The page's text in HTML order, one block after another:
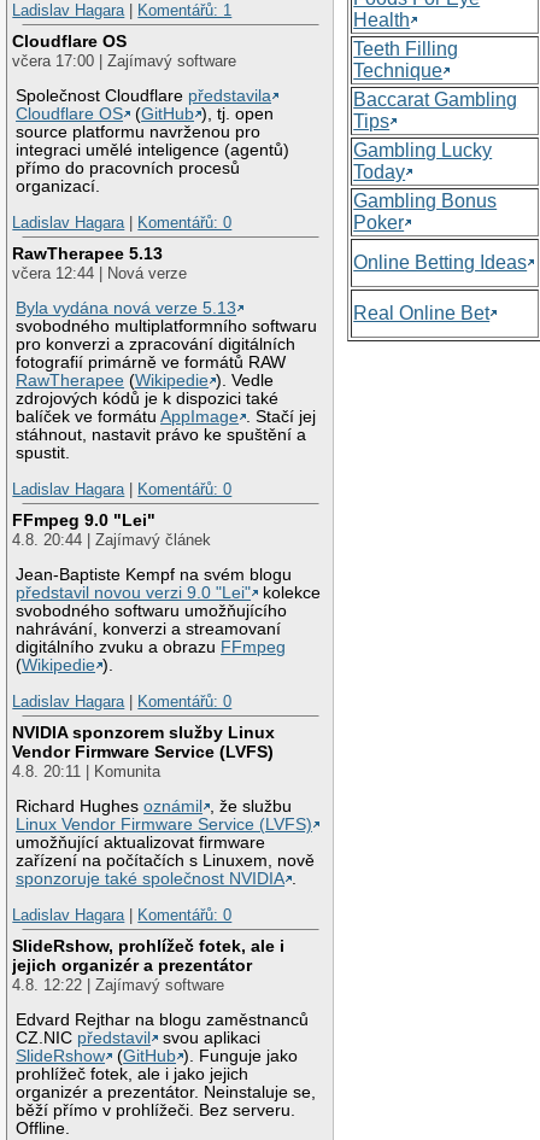
Ladislav Hagara
Komentářů: 1
Cloudflare OS
včera 17:00 | Zajímavý software
Společnost Cloudflare představila
Cloudflare OS
(GitHub ), tj. open
source platformu navrženou pro
integraci umělé inteligence (agentů)
přímo do pracovních procesů
organizací.
Ladislav Hagara
Komentářů: 0
RawTherapee 5.13
včera 12:44 | Nová verze
Byla vydána nová verze 5.13
svobodného multiplatformního softwaru
pro konverzi a zpracování digitálních
fotografií primárně ve formátů RAW
RawTherapee (Wikipedie ). Vedle
zdrojových kódů je k dispozici také
balíček ve formátuAppImage . Stačí jej
stáhnout, nastavit právo ke spuštění a
spustit.
Ladislav Hagara
Komentářů: 0
FFmpeg 9.0 "Lei"
4.8. 20:44 | Zajímavý článek
Jean-Baptiste Kempf na svém blogu
představil novou verzi 9.0 "Lei"
kolekce
svobodného softwaru umožňujícího
nahrávání, konverzi a streamovaní
digitálního zvuku a obrazu FFmpeg
(Wikipedie ).
Ladislav Hagara
Komentářů: 0
NVIDIA sponzorem služby Linux
Vendor Firmware Service (LVFS)
4.8. 20:11 | Komunita
Richard Hughesoznámil
, že službu
Linux Vendor Firmware Service (LVFS)
umožňující aktualizovat firmware
zařízení na počítačích s Linuxem, nově
sponzoruje také společnost NVIDIA .
Ladislav Hagara | Komentářů: 0
SlideRshow, prohlížeč fotek, ale i
jejich organizér a prezentátor
4.8. 12:22 | Zajímavý software
Edvard Rejthar na blogu zaměstnanců
CZ.NIC představil
svou aplikaci
SlideRshow
(GitHub ). Funguje jako
prohlížeč fotek, ale i jako jejich
organizér a prezentátor. Neinstaluje se,
běží přímo v prohlížeči. Bez serveru.
Offline.
Health
Teeth Filling
Technique
Baccarat Gambling
Tips
Gambling Lucky
Today
Gambling Bonus
Poker
Online Betting Ideas
Real Online Bet